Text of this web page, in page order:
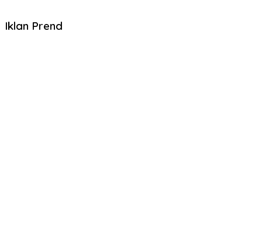
Iklan Prend